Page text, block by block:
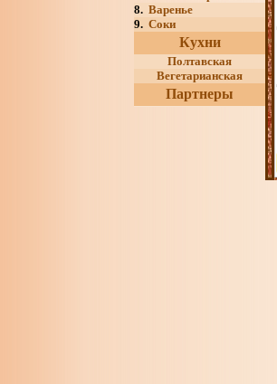
8. Варенье
9. Соки
Кухни
Полтавская
Вегетарианская
Партнеры